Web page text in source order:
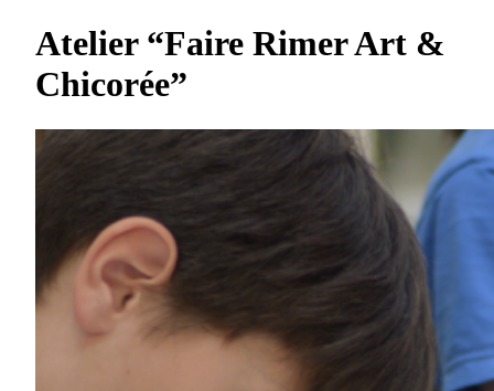
Atelier “Faire Rimer Art &
Chicorée”